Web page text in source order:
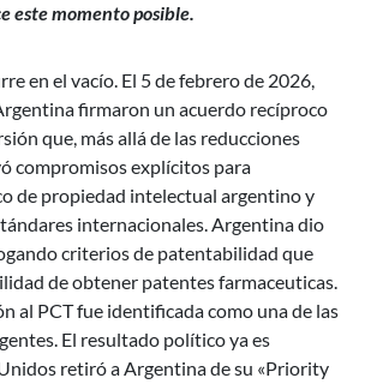
este momento posible.
en el vacío. El 5 de febrero de 2026,
firmaron un acuerdo recíproco
que, más allá de las reducciones
compromisos explícitos para
de propiedad intelectual argentino y
internacionales. Argentina dio
criterios de patentabilidad que
de obtener patentes farmaceuticas.
al PCT fue identificada como una de las
El resultado político ya es
retiró a Argentina de su «Priority